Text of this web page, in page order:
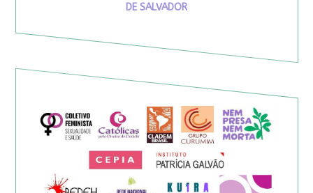
DE SALVADOR